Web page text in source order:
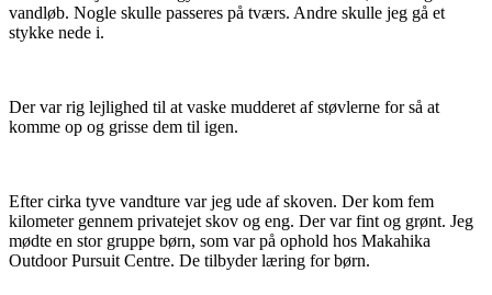
vandløb. Nogle skulle passeres på tværs. Andre skulle jeg gå et
stykke nede i.
Der var rig lejlighed til at vaske mudderet af støvlerne for så at
komme op og grisse dem til igen.
Efter cirka tyve vandture var jeg ude af skoven. Der kom fem
kilometer gennem privatejet skov og eng. Der var fint og grønt. Jeg
mødte en stor gruppe børn, som var på ophold hos Makahika
Outdoor Pursuit Centre. De tilbyder læring for børn.